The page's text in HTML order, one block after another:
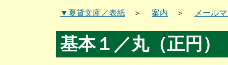
▼夏貸文庫／表紙 ＞ 案内 ＞ メール
基本１／丸（正円）